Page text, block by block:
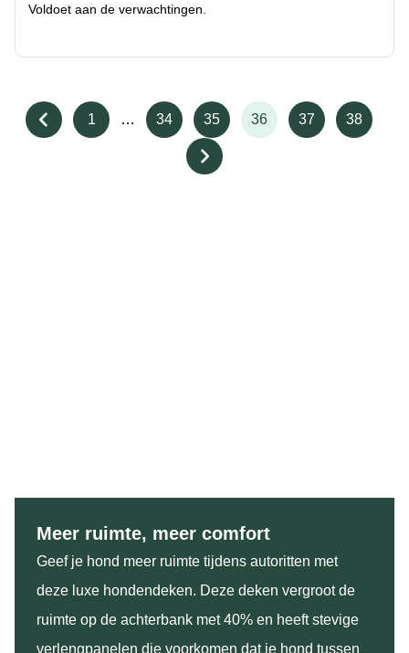
Voldoet aan de verwachtingen.
1 … 34 35 36 37 38
Meer ruimte, meer comfort
Geef je hond meer ruimte tijdens autoritten met
deze luxe hondendeken. Deze deken vergroot de
ruimte op de achterbank met 40% en heeft stevige
verlengpanelen die voorkomen dat je hond tussen